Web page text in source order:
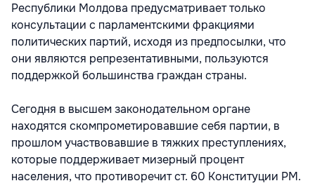
Республики Молдова предусматривает только
консультации с парламентскими фракциями
политических партий, исходя из предпосылки, что
они являются репрезентативными, пользуются
поддержкой большинства граждан страны.
Сегодня в высшем законодательном органе
находятся скомпрометировавшие себя партии, в
прошлом участвовавшие в тяжких преступлениях,
которые поддерживает мизерный процент
населения, что противоречит ст. 60 Конституции РМ.